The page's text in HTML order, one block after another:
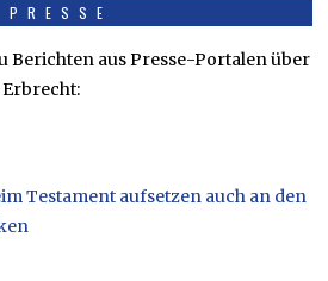
PRESSE
Berichten aus Presse-Portalen über
Testament aufsetzen auch an den